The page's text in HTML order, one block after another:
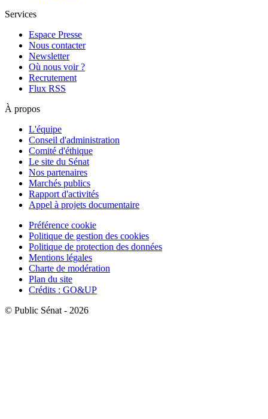
Services
Espace Presse
Nous contacter
Newsletter
Où nous voir ?
Recrutement
Flux RSS
À propos
L'équipe
Conseil d'administration
Comité d'éthique
Le site du Sénat
Nos partenaires
Marchés publics
Rapport d'activités
Appel à projets documentaire
Préférence cookie
Politique de gestion des cookies
Politique de protection des données
Mentions légales
Charte de modération
Plan du site
Crédits : GO&UP
© Public Sénat - 2026